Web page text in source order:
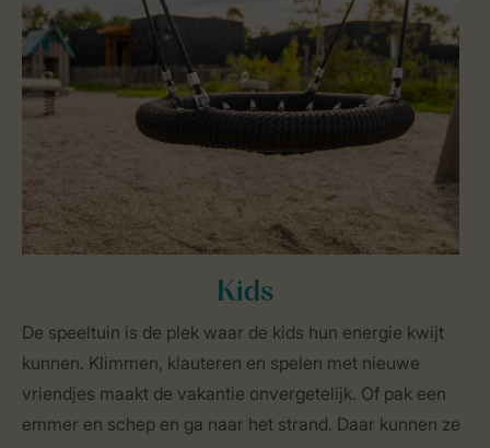
Kids
De speeltuin is de plek waar de kids hun energie kwijt
kunnen. Klimmen, klauteren en spelen met nieuwe
vriendjes maakt de vakantie onvergetelijk. Of pak een
emmer en schep en ga naar het strand. Daar kunnen ze